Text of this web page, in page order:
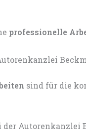
professionelle
sind für die